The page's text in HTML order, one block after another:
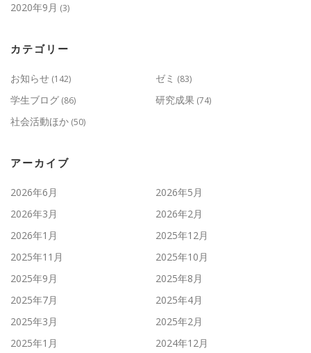
2020年9月 (3)
カテゴリー
お知らせ (142) ゼミ (83)
学生ブログ (86) 研究成果 (74)
社会活動ほか (50)
アーカイブ
2026年6月
2026年5月
2026年3月
2026年2月
2026年1月
2025年12月
2025年11月
2025年10月
2025年9月
2025年8月
2025年7月
2025年4月
2025年3月
2025年2月
2025年1月
2024年12月